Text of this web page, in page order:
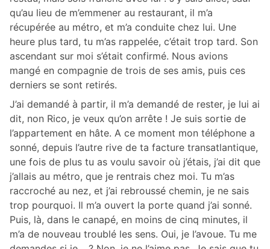
qu’au lieu de m’emmener au restaurant, il m’a
récupérée au métro, et m’a conduite chez lui. Une
heure plus tard, tu m’as rappelée, c’était trop tard. Son
ascendant sur moi s’était confirmé. Nous avions
mangé en compagnie de trois de ses amis, puis ces
derniers se sont retirés.
J’ai demandé à partir, il m’a demandé de rester, je lui ai
dit, non Rico, je veux qu’on arrête ! Je suis sortie de
l’appartement en hâte. A ce moment mon téléphone a
sonné, depuis l’autre rive de ta facture transatlantique,
une fois de plus tu as voulu savoir où j’étais, j’ai dit que
j’allais au métro, que je rentrais chez moi. Tu m’as
raccroché au nez, et j’ai rebroussé chemin, je ne sais
trop pourquoi. Il m’a ouvert la porte quand j’ai sonné.
Puis, là, dans le canapé, en moins de cinq minutes, il
m’a de nouveau troublé les sens. Oui, je l’avoue. Tu me